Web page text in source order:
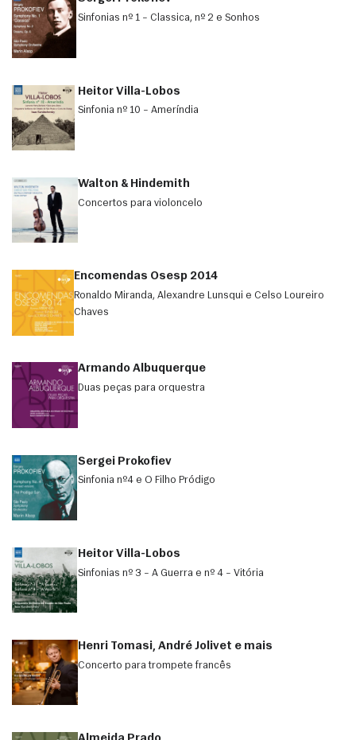
Sinfonias nº 1 – Classica, nº 2 e Sonhos
Heitor Villa-Lobos
Sinfonia nº 10 – Ameríndia
Walton & Hindemith
Concertos para violoncelo
Encomendas Osesp 2014
Ronaldo Miranda, Alexandre Lunsqui e Celso Loureiro
Chaves
Armando Albuquerque
Duas peças para orquestra
Sergei Prokofiev
Sinfonia nº4 e O Filho Pródigo
Heitor Villa-Lobos
Sinfonias nº 3 – A Guerra e nº 4 – Vitória
Henri Tomasi, André Jolivet e mais
Concerto para trompete francês